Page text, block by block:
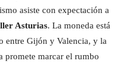
asiste con expectación a
Asturias. La moneda está
entre Gijón y Valencia, y la
promete marcar el rumbo